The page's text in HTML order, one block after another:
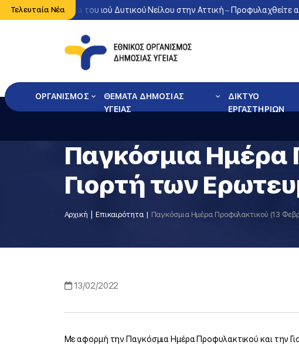
Τελευταία Νέα
κυκλοφορία του ιού Δυτικού Νείλου στην Αττική – Προφυλαχθείτε
ΟΡΓΑΝΙΣΜΟΣ
ΘΕΜΑΤΑ ΔΗΜΟΣΙΑΣ
ΥΓΕΙΑΣ
ΔΙΚΤΥΟ
ΕΡΓΑΣΤΗΡΙΩΝ
Παγκόσμια Ημέρα
Γιορτή των
Αρχική Επικαιρότητα
13/02/2022
Με αφορμή την Παγκόσμια Ημέρα Προφυλακτικού και την